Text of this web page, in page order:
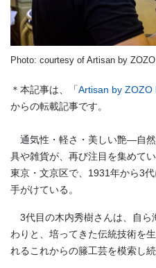
Photo: courtesy of Artisan by
＊本記事は、「Artisan by ZOZO
からの転載記事です。
通気性・軽さ・美しい艶—自
具や雑貨が、再び注目を集めて
東京・文京区で、1931年から3
手がけている。
3代目の木内秀樹さんは、自ら
わりと、培ってきた伝統技術を
れるこれからの籐工芸を模索し続